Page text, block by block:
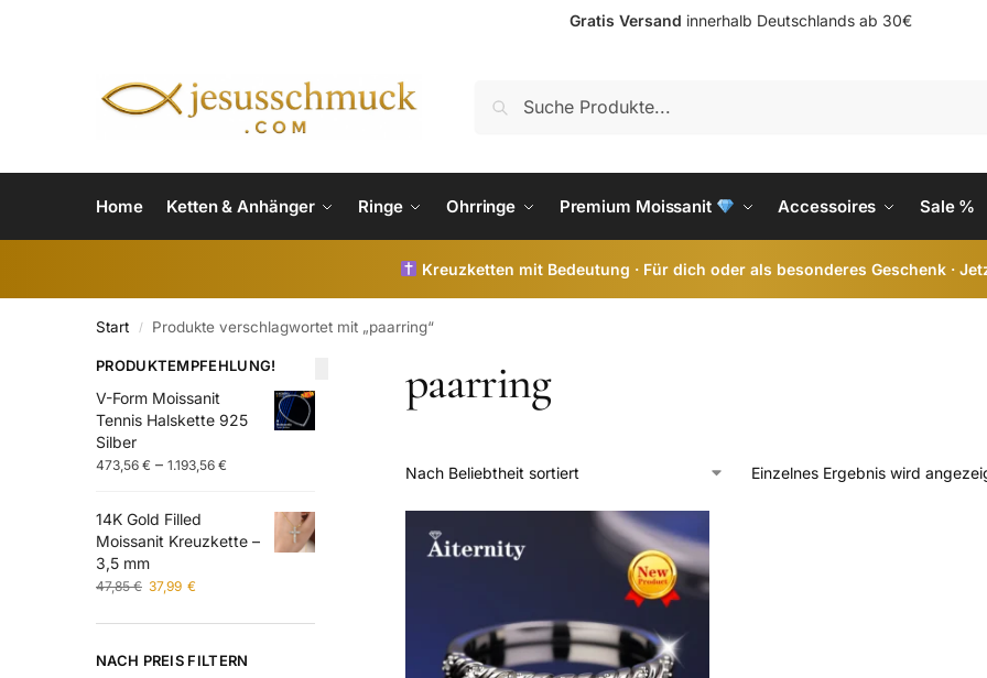
Gratis Versand innerhalb Deutschlands ab 30€
Home Ketten & Anhänger Ringe Ohrringe Premium Moissanit Accessoires Sale %
Kreuzketten mit Bedeutung · Für dich oder als besonderes Geschenk ·
Start / Produkte verschlagwortet mit „paarring“
paarring
Einzelnes Ergebnis wird
PRODUKTEMPFEHLUNG!
V-Form Moissanit
Tennis Halskette 925
Silber
473,56 € – 1.193,56 €
14K Gold Filled
Moissanit Kreuzkette –
3,5 mm
47,85€ 37,99 €
NACH PREIS FILTERN